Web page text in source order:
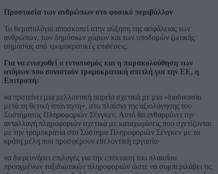
Προστασία των ανθρώπων στο φυσικό περιβάλλον
Το θεματολόγιο αποσκοπεί στην αύξηση της ασφάλειας των
ανθρώπων, των δημόσιων χώρων και των υποδομών ζωτικής
σημασίας από τρομοκρατικές επιθέσεις.
Για να ενισχυθεί ο εντοπισμός και η παρακολούθηση των
ατόμων που συνιστούν τρομοκρατική απειλή για την ΕΕ, η
Επιτροπή:
να προτείνει μια μελλοντική πορεία σχετικά με μια «διαδικασία
μετά τη θετική απάντηση», στο πλαίσιο της αξιολόγησης του
Συστήματος Πληροφοριών Σένγκεν. Αυτό θα ενθαρρύνει την
ανταλλαγή πληροφοριών σχετικά με καταχωρίσεις που σχετίζονται
με την τρομοκρατία στο Σύστημα Πληροφοριών Σένγκεν με τα
κράτη μέλη που προσφέρουν εθελοντική εργασία·
να διερευνήσει επιλογές για την επέκταση του πλαισίου
προηγμένων ταξιδιωτικών πληροφοριών ώστε να συμπεριλάβει τις